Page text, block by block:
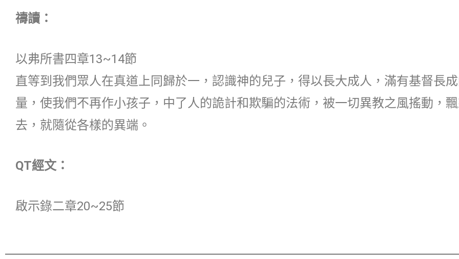
禱讀：
以弗所書四章13~14節
直等到我們眾人在真道上同歸於一，認識神的兒子，得以長大成人，滿有基督長
量，使我們不再作小孩子，中了人的詭計和欺騙的法術，被一切異教之風搖動，
去，就隨從各樣的異端。
QT經文：
啟示錄二章20~25節